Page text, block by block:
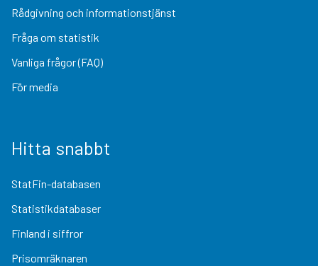
Rådgivning och informationstjänst
Fråga om statistik
Vanliga frågor (FAQ)
För media
Hitta snabbt
StatFin-databasen
Statistikdatabaser
Finland i siffror
Prisomräknaren